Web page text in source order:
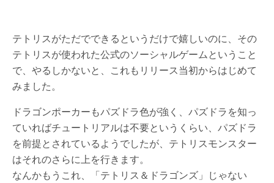
テトリスがただでできるというだけで嬉しいのに、その
テトリスが使われた公式のソーシャルゲームということ
で、やるしかないと、これもリリース当初からはじめて
みました。
ドラゴンポーカーもパズドラ色が強く、パズドラを知っ
ていればチュートリアルは不要というくらい、パズドラ
を前提とされているようでしたが、テトリスモンスター
はそれのさらに上を行きます。
なんかもうこれ、「テトリス＆ドラゴンズ」じゃない